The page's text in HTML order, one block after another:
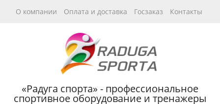
О компании Оплата и доставка Госзаказ Контакты
«Радуга спорта» - профессиональное
спортивное оборудование и тренажеры